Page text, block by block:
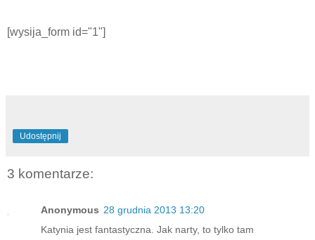
[wysija_form id="1"]
Udostępnij
3 komentarze:
Anonymous 28 grudnia 2013 13:20
Katynia jest fantastyczna. Jak narty, to tylko tam